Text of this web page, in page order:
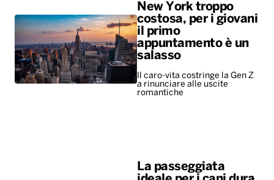
New York troppo
costosa, per i giovani
il primo
appuntamento è un
salasso
Il caro-vita costringe la Gen Z
a rinunciare alle uscite
romantiche
La passeggiata